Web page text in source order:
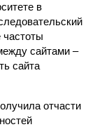
в
частоты
сайтами –
сайта
отчасти